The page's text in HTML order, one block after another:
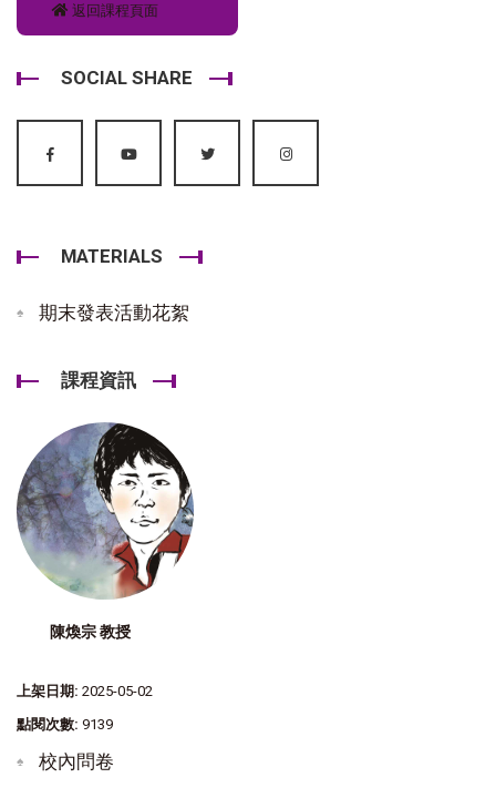
返回課程頁面
SOCIAL SHARE
MATERIALS
期末發表活動花絮
課程資訊
陳煥宗 教授
上架日期: 2025-05-02
點閱次數: 9139
校內問卷